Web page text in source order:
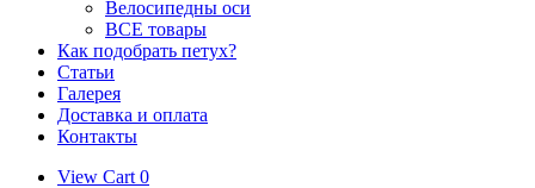
Велосипедны оси
ВСЕ товары
Как подобрать петух?
Статьи
Галерея
Доставка и оплата
Контакты
View
View Cart 0